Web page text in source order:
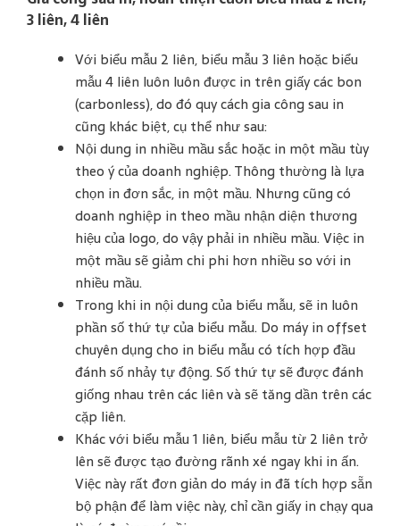
3 liên, 4 liên
Với biểu mẫu 2 liên, biểu mẫu 3 liên hoặc biểu
mẫu 4 liên luôn luôn được in trên giấy các bon
(carbonless), do đó quy cách gia công sau in
cũng khác biệt, cụ thể như sau:
Nội dung in nhiều mầu sắc hoặc in một mầu tùy
theo ý của doanh nghiệp. Thông thường là lựa
chọn in đơn sắc, in một mầu. Nhưng cũng có
doanh nghiệp in theo mầu nhận diện thương
hiệu của logo, do vậy phải in nhiều mầu. Việc in
một mầu sẽ giảm chi phi hơn nhiều so với in
nhiều mầu.
Trong khi in nội dung của biểu mẫu, sẽ in luôn
phần số thứ tự của biểu mẫu. Do máy in offset
chuyên dụng cho in biểu mẫu có tích hợp đầu
đánh số nhảy tự động. Số thứ tự sẽ được đánh
giống nhau trên các liên và sẽ tăng dần trên các
cặp liên.
Khác với biểu mẫu 1 liên, biểu mẫu từ 2 liên trở
lên sẽ được tạo đường rãnh xé ngay khi in ấn.
Việc này rất đơn giản do máy in đã tích hợp sẵn
bộ phận để làm việc này, chỉ cần giấy in chạy qua